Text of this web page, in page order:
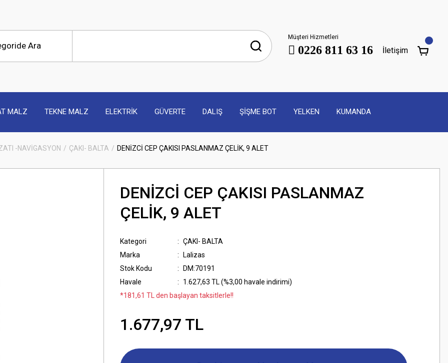
Müşteri Hizmetleri
0226 811 63 16 İletişim
MALZ TEKNE MALZ ELEKTRİK GÜVERTE DALIŞ ŞİŞME BOT YELKEN KUMANDA
-NAVİGASYON ÇAKI- BALTA DENİZCİ CEP ÇAKISI PASLANMAZ ÇELİK, 9 ALET
DENİZCİ CEP ÇAKISI PASLANMAZ
ÇELİK, 9 ALET
Kategori
ÇAKI- BALTA
Marka
Lalizas
Stok Kodu
DM:70191
Havale
1.627,63 TL (%3,00 havale indirimi)
*181,61 TL den başlayan taksitlerle!!
1.677,97 TL